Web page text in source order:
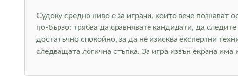
Судоку средно ниво е за играчи, които вече
по-бързо: трябва да сравнявате кандидати, да
достатъчно спокойно, за да не изисква експертни
следващата логична стъпка. За игра извън екрана има